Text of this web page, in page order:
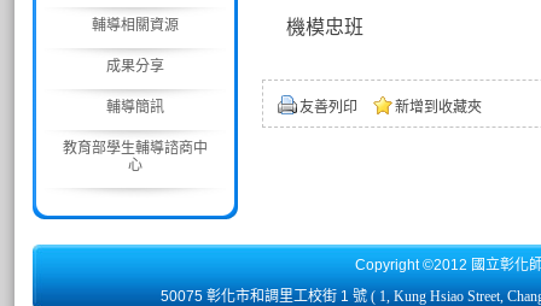
輔導相關資源
成果分享
輔導簡訊
教育部學生輔導諮商中
心
機模忠班
友善列印 新增到收藏夾
Copyright ©2012 國立彰化
50075 彰化市和調里工校街 1 號 ( 1, Kung Hsiao Street,